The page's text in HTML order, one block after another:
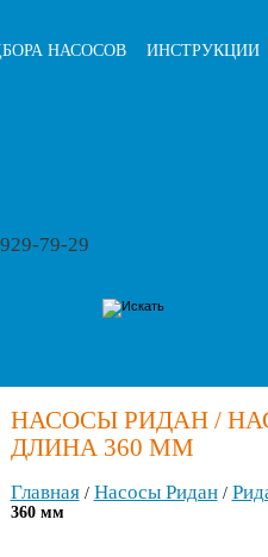
НАСОСОВ ИНСТРУКЦИИ
79-29
НАСОСЫ РИДАН /
ДЛИНА 360 ММ
Главная/ Насосы Ридан/
360 мм